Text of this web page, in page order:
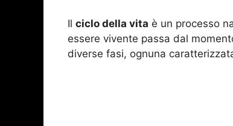
Il ciclo della vita è un processo
essere vivente passa dal
diverse fasi, ognuna